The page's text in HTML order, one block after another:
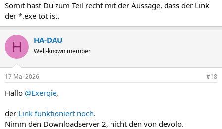
Somit hast Du zum Teil recht mit der Aussage, dass der Link
der *.exe tot ist.
H HA-DAU
Well-known member
17 Mai 2026 #18
Hallo @Exergie,
der Link funktioniert noch.
Nimm den Downloadserver 2, nicht den von devolo.